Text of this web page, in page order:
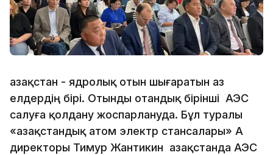
Қазақстан - ядролық отын шығаратын аз
елдердің бірі. Отынды отандық бірінші АЭС
салуға қолдану жоспарлануда. Бұл туралы
«Қазақстандық атом электр стансалары» АҚ
директоры Тимур Жантикин Қазақстанда АЭС